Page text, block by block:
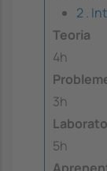
2 .
Teoria
4h
3h
5h